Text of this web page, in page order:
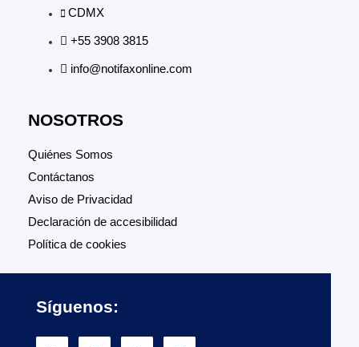
CDMX
+55 3908 3815
info@notifaxonline.com
NOSOTROS
Quiénes Somos
Contáctanos
Aviso de Privacidad
Declaración de accesibilidad
Política de cookies
Síguenos: